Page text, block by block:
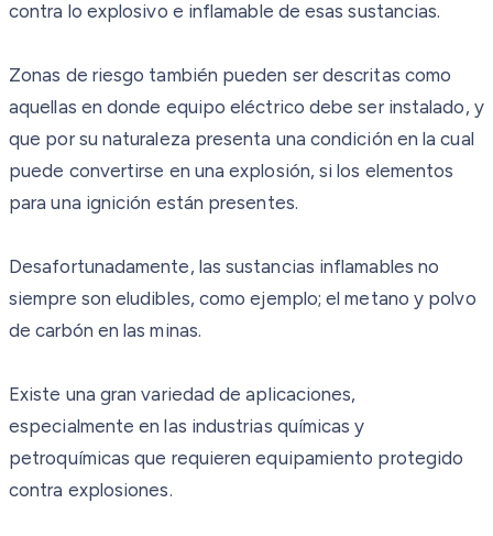
contra lo explosivo e inflamable de esas sustancias.
Zonas de riesgo también pueden ser descritas como
aquellas en donde equipo eléctrico debe ser instalado, y
que por su naturaleza presenta una condición en la cual
puede convertirse en una explosión, si los elementos
para una ignición están presentes.
Desafortunadamente, las sustancias inflamables no
siempre son eludibles, como ejemplo; el metano y polvo
de carbón en las minas.
Existe una gran variedad de aplicaciones,
especialmente en las industrias químicas y
petroquímicas que requieren equipamiento protegido
contra explosiones.